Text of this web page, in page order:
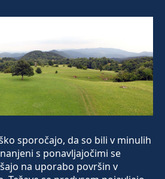
sporočajo, da so bili v minulih
s ponavljajočimi se
na uporabo površin v